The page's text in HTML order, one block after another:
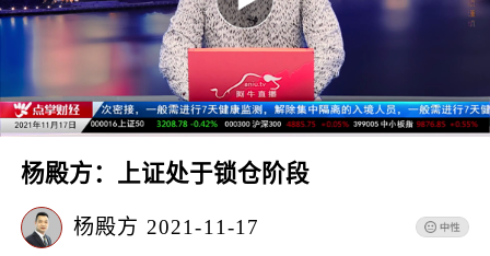
杨殿方：上证处于锁仓阶段
杨殿方 2021-11-17